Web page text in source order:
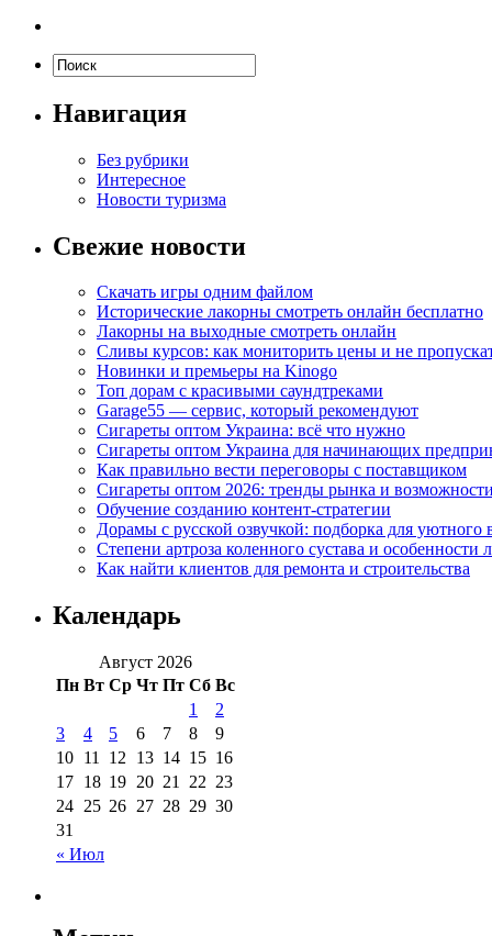
Навигация
Без рубрики
Интересное
Новости туризма
Свежие новости
Скачать игры одним файлом
Исторические лакорны смотреть онлайн бесплатно
Лакорны на выходные смотреть онлайн
Сливы курсов: как мониторить цены и не
Новинки и премьеры на Kinogo
Топ дорам с красивыми саундтреками
Garage55 — сервис, который рекомендуют
Сигареты оптом Украина: всё что нужно
Сигареты оптом Украина для начинающих
Как правильно вести переговоры с поставщиком
Сигареты оптом 2026: тренды рынка и возможности
Обучение созданию контент-стратегии
Дорамы с русской озвучкой: подборка для уютного
Степени артроза коленного сустава и особенности
Как найти клиентов для ремонта и строительства
Календарь
Август 2026
Пн Вт Ср Чт Пт Сб Вс
« Июл
1
2
3
4 5 6 7 8
9
10 11 12 13 14 15 16
17 18 19 20 21 22 23
24 25 26 27 28 29 30
31